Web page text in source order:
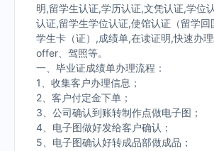
明,留学生认证,学历认证,文凭认证,学位
认证,留学生学位认证,使馆认证（留学回
学生卡（证）,成绩单,在读证明,快速办
offer、驾照等。
一、毕业证成绩单办理流程：
1、收集客户办理信息；
2、客户付定金下单；
3、公司确认到账转制作点做电子图；
4、电子图做好发给客户确认；
5、电子图确认好转成品部做成品；